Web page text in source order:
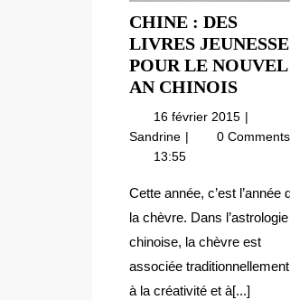
CHINE : DES
LIVRES JEUNESSE
POUR LE NOUVEL
AN CHINOISCHINE
:
DES
POUR
LE
AN
16 février 2015 16
février
Sandrine Chine
:
livres
Jeunesse
le
Nouvel
an
0 Comments
13:55
Cette année, c’est l’année
la chèvre. Dans l’astrologie
chinoise, la chèvre est
associée traditionnellement
à la créativité et à[...]